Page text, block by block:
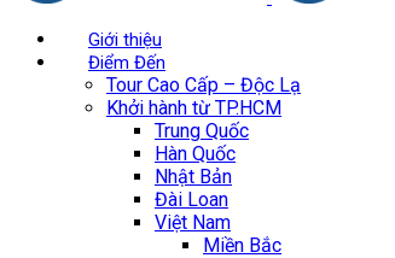
Giới thiệu
Điểm Đến
Tour Cao Cấp – Độc Lạ
Khởi hành từ TP.HCM
Trung Quốc
Hàn Quốc
Nhật Bản
Đài Loan
Việt Nam
Miền Bắc